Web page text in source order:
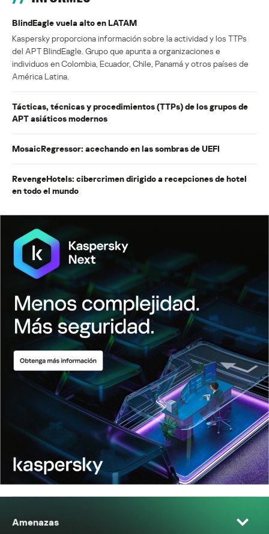
BlindEagle vuela alto en LATAM
Kaspersky proporciona información sobre la actividad y los TTPs
del APT BlindEagle. Grupo que apunta a organizaciones e
individuos en Colombia, Ecuador, Chile, Panamá y otros países de
América Latina.
Tácticas, técnicas y procedimientos (TTPs) de los grupos de
APT asiáticos modernos
MosaicRegressor: acechando en las sombras de UEFI
RevengeHotels: cibercrimen dirigido a recepciones de hotel
en todo el mundo
Amenazas